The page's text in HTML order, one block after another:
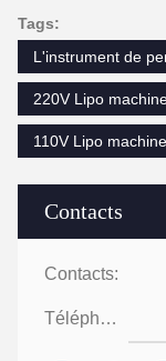
Contacts
Contacts:
Téléphone:
Tags:
L'instrument de
220V Lipo
110V Lipo